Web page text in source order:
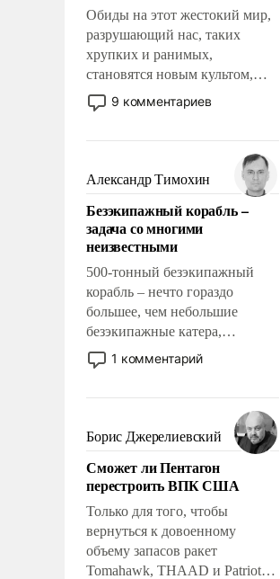
Обиды на этот жестокий мир,
разрушающий нас, таких
хрупких и ранимых,
становятся новым культом,
постепенно вытесняя и
отменяя традиционное
мужественным и твердым под
ударами судьбы, брать на себя
ответственность, помогать
слабым, идти вперед и
адаптироваться.
9 комментариев
Александр Тимохин
Безэкипажный корабль –
задача со многими
неизвестными
500-тонный безэкипажный
корабль – нечто гораздо
большее, чем небольшие
безэкипажные катера,
применение которых уже
стало обыденностью. Задача по
сложна и амбициозна. Однако
и ее реализация радикально
поднимет наши боевые
возможности.
1 комментарий
Борис Джерелиевский
Сможет ли Пентагон
перестроить ВПК США
Только для того, чтобы
вернуться к довоенному
объему запасов ракет
Tomahawk, THAAD и Patriot